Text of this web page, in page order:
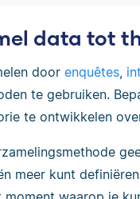
data tot
door enquêtes,
te gebruiken.
te ontwikkelen
meer kunt